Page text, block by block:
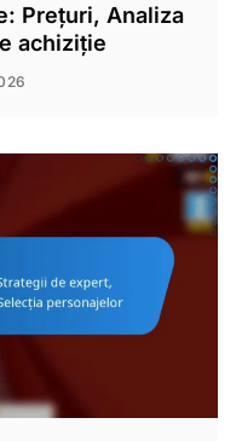
Prețuri, Analiza
achiziție